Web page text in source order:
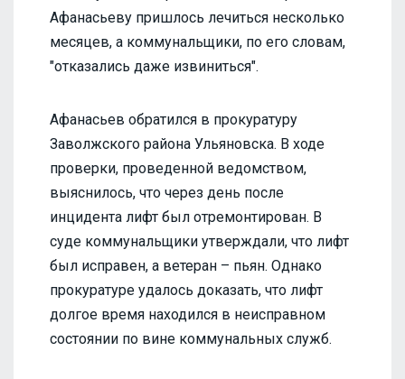
Афанасьеву пришлось лечиться несколько
месяцев, а коммунальщики, по его словам,
"отказались даже извиниться".
Афанасьев обратился в прокуратуру
Заволжского района Ульяновска. В ходе
проверки, проведенной ведомством,
выяснилось, что через день после
инцидента лифт был отремонтирован. В
суде коммунальщики утверждали, что лифт
был исправен, а ветеран – пьян. Однако
прокуратуре удалось доказать, что лифт
долгое время находился в неисправном
состоянии по вине коммунальных служб.